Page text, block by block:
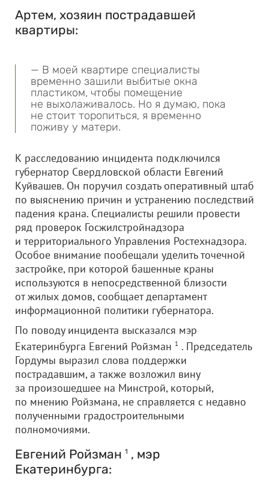
Артем, хозяин пострадавшей
квартиры:
— В моей квартире специалисты
временно зашили выбитые окна
пластиком, чтобы помещение
не выхолаживалось. Но я думаю, пока
не стоит торопиться, я временно
поживу у матери.
К расследованию инцидента подключился
губернатор Свердловской области Евгений
Куйвашев. Он поручил создать оперативный штаб
по выяснению причин и устранению последствий
падения крана. Специалисты решили провести
ряд проверок Госжилстройнадзора
и территориального Управления Ростехнадзора.
Особое внимание пообещали уделить точечной
застройке, при которой башенные краны
используются в непосредственной близости
от жилых домов, сообщает департамент
информационной политики губернатора.
По поводу инцидента высказался мэр
Екатеринбурга Евгений Ройзман 1 . Председатель
Гордумы выразил слова поддержки
пострадавшим, а также возложил вину
за произошедшее на Минстрой, который,
по мнению Ройзмана, не справляется с недавно
полученными градостроительными
полномочиями.
Евгений Ройзман 1 , мэр
Екатеринбурга: